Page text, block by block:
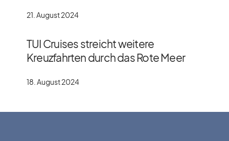
21. August 2024
TUI Cruises streicht weitere
Kreuzfahrten durch das Rote Meer
18. August 2024